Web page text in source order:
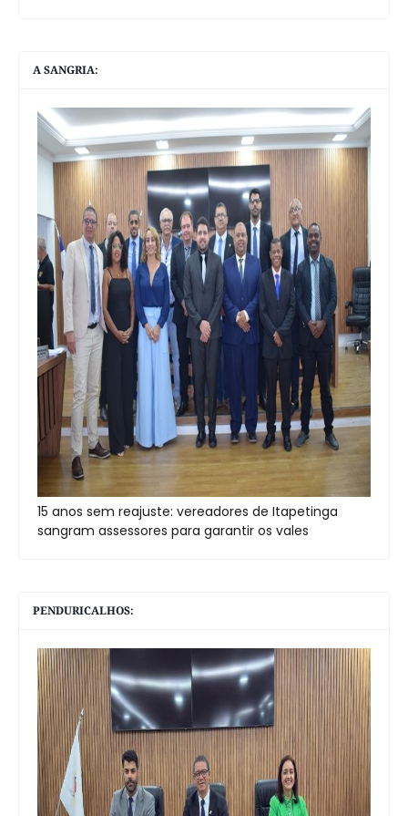
A SANGRIA:
15 anos sem reajuste: vereadores de Itapetinga
sangram assessores para garantir os vales
PENDURICALHOS: